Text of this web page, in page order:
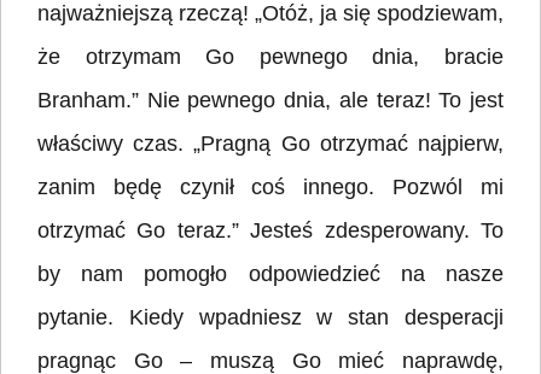
najważniejszą rzeczą! „Otóż, ja się spodziewam,
że otrzymam Go pewnego dnia, bracie
Branham.” Nie pewnego dnia, ale teraz! To jest
właściwy czas. „Pragną Go otrzymać najpierw,
zanim będę czynił coś innego. Pozwól mi
otrzymać Go teraz.” Jesteś zdesperowany. To
by nam pomogło odpowiedzieć na nasze
pytanie. Kiedy wpadniesz w stan desperacji
pragnąc Go – muszą Go mieć naprawdę,